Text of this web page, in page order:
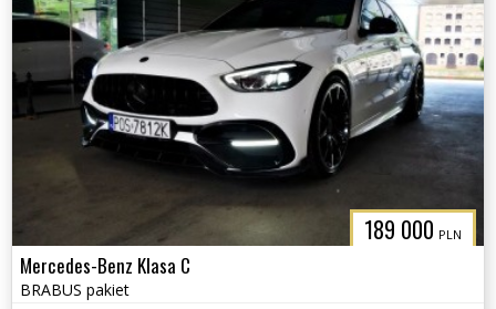
189 000 PLN
Mercedes-Benz Klasa C
BRABUS pakiet